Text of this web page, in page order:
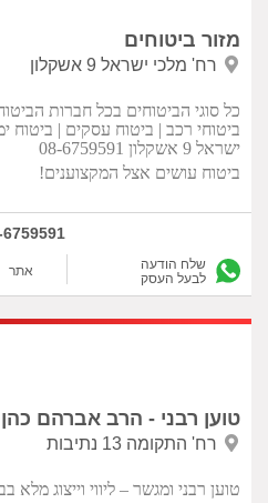
מזור ביטוחים
רח' מלכי ישראל 9 אשקלון
כל סוגי הביטוחים בכל חברות
ביטוחי רכב | ביטוח עסקים | ביטוח
ישראל 9 אשקלון 08-6759591
ביטוח עושים אצל המקצוענים!
שלח הודעה
לבעל העסק
אתר
טוען רבני - הרב אברהם כהן
רח' התקומה 13 נתיבות
טוען רבני ומגשר – ליווי וייצוג מלא